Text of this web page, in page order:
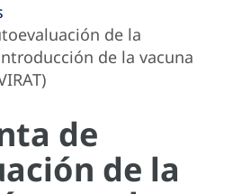
de la
de la vacuna
de
de la